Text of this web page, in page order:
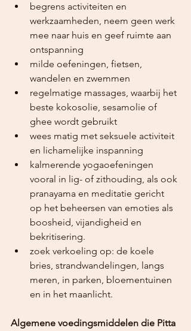
begrens activiteiten en
werkzaamheden, neem geen werk
mee naar huis en geef ruimte aan
ontspanning
milde oefeningen, fietsen,
wandelen en zwemmen
regelmatige massages, waarbij het
beste kokosolie, sesamolie of
ghee wordt gebruikt
wees matig met seksuele activiteit
en lichamelijke inspanning
kalmerende yogaoefeningen
vooral in lig- of zithouding, als ook
pranayama en meditatie gericht
op het beheersen van emoties als
boosheid, vijandigheid en
bekritisering.
zoek verkoeling op: de koele
bries, strandwandelingen, langs
meren, in parken, bloementuinen
en in het maanlicht.
Algemene voedingsmiddelen die Pitta